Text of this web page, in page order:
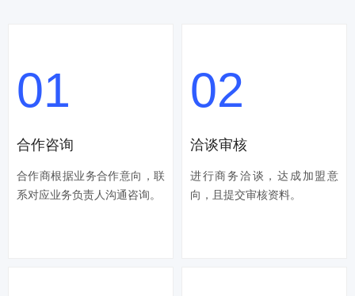
01
合作咨询
合作商根据业务合作意向，联
系对应业务负责人沟通咨询。
02
洽谈审核
进行商务洽谈，达成加盟意
向，且提交审核资料。